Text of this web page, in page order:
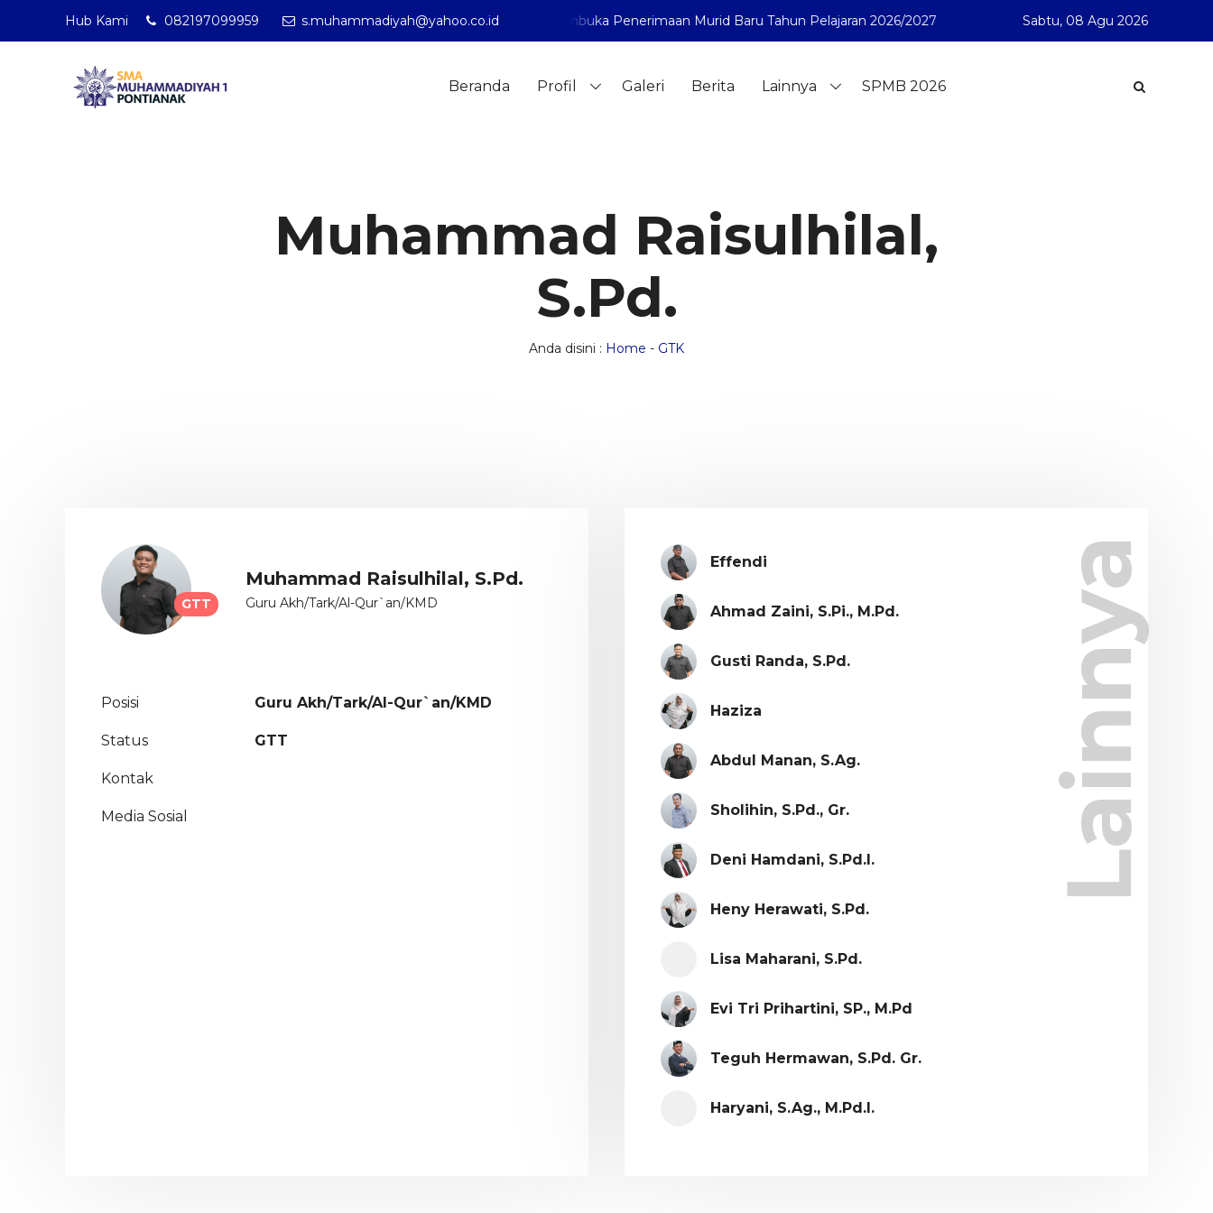
Hub Kami 082197099959 s.muhammadiyah@yahoo.co.id
SMA Muhammadiyah 1 Pontianak telah membuka Penerimaan Murid Baru Tahun Pelajaran 2026/2027 SMA Muhammadiyah 1 Pontianak telah
Sabtu, 08 Agu 2026
Beranda Profil Galeri Berita Lainnya SPMB 2026
Muhammad Raisulhilal,
S.Pd.
Anda disini : Home - GTK
GTT
Muhammad Raisulhilal, S.Pd.
Guru Akh/Tark/Al-Qur`an/KMD
Posisi Guru Akh/Tark/Al-Qur`an/KMD
Status GTT
Kontak
Media Sosial Lainnya
Effendi
Ahmad Zaini, S.Pi., M.Pd.
Gusti Randa, S.Pd.
Haziza
Abdul Manan, S.Ag.
Sholihin, S.Pd., Gr.
Deni Hamdani, S.Pd.I.
Heny Herawati, S.Pd.
Lisa Maharani, S.Pd.
Evi Tri Prihartini, SP., M.Pd
Teguh Hermawan, S.Pd. Gr.
Haryani, S.Ag., M.Pd.I.